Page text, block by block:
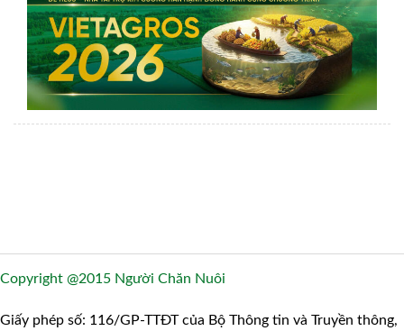
Copyright @2015 Người Chăn Nuôi
Giấy phép số: 116/GP-TTĐT của Bộ Thông tin và Truyền thông,